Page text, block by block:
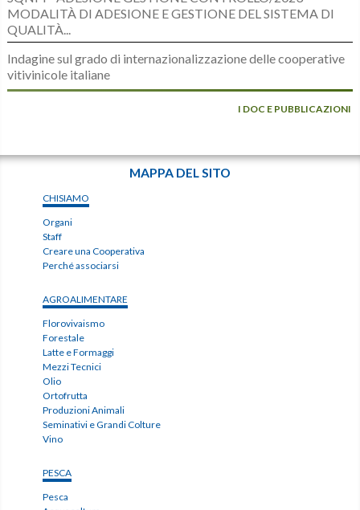
MODALITÀ DI ADESIONE E GESTIONE DEL SISTEMA DI
QUALITÀ...
Indagine sul grado di internazionalizzazione delle cooperative
vitivinicole italiane
I DOC E PUBBLICAZIONI
MAPPA DEL SITO
CHISIAMO
Organi
Staff
Creare una Cooperativa
Perché associarsi
AGROALIMENTARE
Florovivaismo
Forestale
Latte e Formaggi
Mezzi Tecnici
Olio
Ortofrutta
Produzioni Animali
Seminativi e Grandi Colture
Vino
PESCA
Pesca